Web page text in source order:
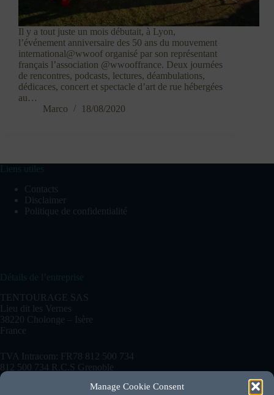
Manage Cookie Consent
Il y a tout juste un mois débutait, à Lyon,
l’événement anniversaire des 50 ans du mouvement
international@wwoof organisé par son représentant
français l’association @wwooffrance. Deux journées
de rencontres, podcasts, lectures, déambulations,
dédicaces, concert et spectacle d’art de rue hébergées
au…
Marco
18/08/2020
Contacts
Disclaimer
Politique de confidentialité
TENTOURAGE SAS
Lieu dit les Vernes
38220 Cholonge – Isère
France
TVA Intracom: FR78 812 500 734
812 500 734 R.C.S Grenoble